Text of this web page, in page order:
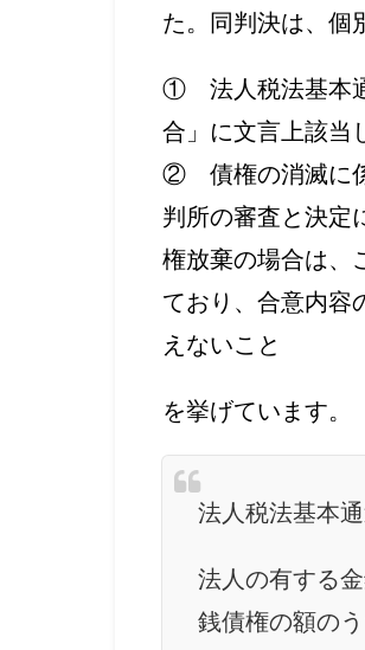
た。同判決は、個
① 法人税法基本通
合」に文言上該当
② 債権の消滅に係
判所の審査と決定
権放棄の場合は、
ており、合意内容
えないこと
を挙げています。
法人税法基本
法人の有する
銭債権の額の